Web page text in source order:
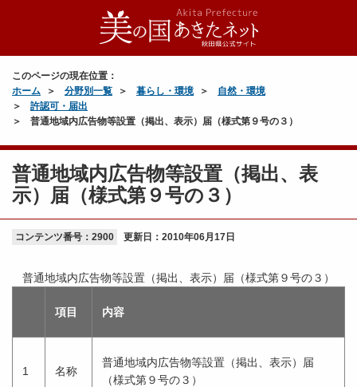
このページの現在位置：
ホーム
分野別一覧 暮らし・環境
自然・環境
許認可・届出
普通地域内広告物等設置（掲出、表示）届（様式第９号の３）
普通地域内広告物等設置（掲出、表
示）届（様式第９号の３）
コンテンツ番号：2900 更新日： 2010年06月17日
項目 内容
普通地域内広告物等設置（掲出、表示）届（様式第９号の３）
1 名称
普通地域内広告物等設置（掲出、表示）届
（様式第９号の３）